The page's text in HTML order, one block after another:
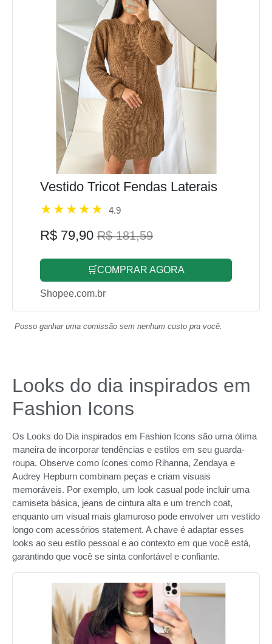
Vestido Tricot Fendas Laterais
4.9
R$ 79,90 R$ 181,59
🛒COMPRAR AGORA
Shopee.com.br
Posso ganhar uma comissão sem nenhum custo pra você.
Looks do dia inspirados em
Fashion Icons
Os Looks do Dia inspirados em Fashion Icons são uma ótima
maneira de incorporar tendências e estilos em seu guarda-
roupa. Observe como ícones como Rihanna, Zendaya e
Audrey Hepburn combinam peças e criam visuais
memoráveis. Por exemplo, um look casual pode incluir uma
camiseta básica, jeans de cintura alta e um trench coat,
enquanto um visual mais glamuroso pode envolver um vestido
longo com acessórios statement. A chave é adaptar esses
looks ao seu estilo pessoal e ao contexto em que você está,
garantindo que você se sinta confortável e confiante.